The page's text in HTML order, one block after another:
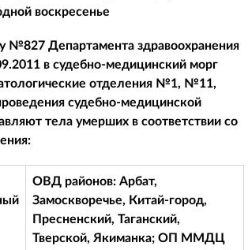
воскресенье
№827 Департамента здравоохранения
в судебно-медицинский морг
отделения №1, №11,
судебно-медицинской
тела умерших в соответствии со
ОВД районов: Арбат,
Замоскворечье, Китай-город,
Пресненский, Таганский,
Тверской, Якиманка; ОП ММДЦ